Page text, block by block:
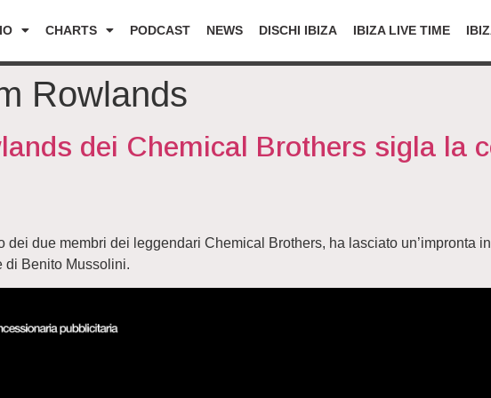
CHARTS PODCAST NEWS DISCHI IBIZA IBIZA LIVE TIME
Rowlands
dei Chemical Brothers sigla la
dei due membri dei leggendari Chemical Brothers, ha lasciato un’impronta
di Benito Mussolini.